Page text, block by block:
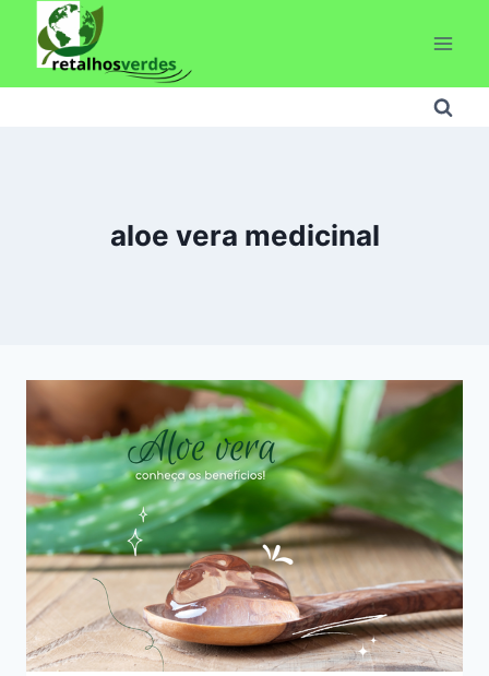
para
aloe vera medicinal